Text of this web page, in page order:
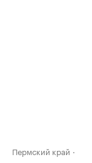
Пермский край